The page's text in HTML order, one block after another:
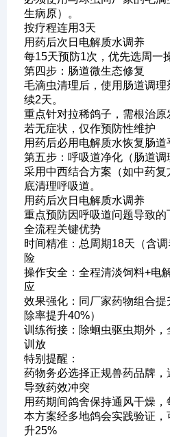
生病原）。
按疗程连用3天
用药后次日电解质水调养
每15天预防1次，优先选周一
第四步：肠道微生态修复
毛滴虫清理后，使用肠道调
续2天。
重点针对拉稀鸽子，需根治原
若无症状，仅作预防性维护
用药后必用电解质水恢复肠道
第五步：呼吸道净化（肠道调
采用中西结合方案（如中药
底清理呼吸道。
用药后次日电解质水调养
重点预防因呼吸道问题导致的
全流程关键优势
时间精准：总周期18天（含
险
操作安全：全程清淡饲料+电
应
效果强化：同厂家药物组合
除率提升40%）
训练衔接：除蛔虫驱虫期外
训放
特别提醒：
药物务必选择正规兽药品牌
导致药效冲突
用药期间鸽舍保持通风干燥
本方案经多地鸽会实践验证
升25%